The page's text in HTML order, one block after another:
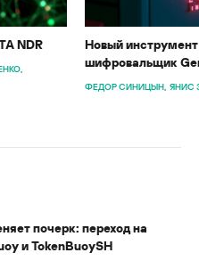
NDR
Новый
шифровальщик
ФЕДОР СИНИЦЫН ЯНИС
почерк: переход на
и TokenBuoySH